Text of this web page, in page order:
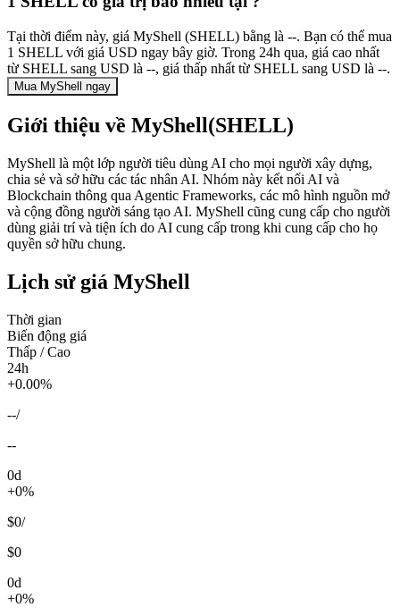
Tại thời điểm này, giá MyShell (SHELL) bằng là --. Bạn có thể mua
1 SHELL với giá USD ngay bây giờ. Trong 24h qua, giá cao nhất
từ SHELL sang USD là --, giá thấp nhất từ SHELL sang USD là --.
Mua MyShell ngay
Giới thiệu về MyShell(SHELL)
MyShell là một lớp người tiêu dùng AI cho mọi người xây dựng,
chia sẻ và sở hữu các tác nhân AI. Nhóm này kết nối AI và
Blockchain thông qua Agentic Frameworks, các mô hình nguồn mở
và cộng đồng người sáng tạo AI. MyShell cũng cung cấp cho người
dùng giải trí và tiện ích do AI cung cấp trong khi cung cấp cho họ
quyền sở hữu chung.
Lịch sử giá MyShell
Thời gian
Biến động giá
Thấp / Cao
24h
+0.00%
--/
--
0d
+0%
$0/
$0
0d
+0%